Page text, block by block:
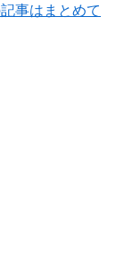
事はまとめて